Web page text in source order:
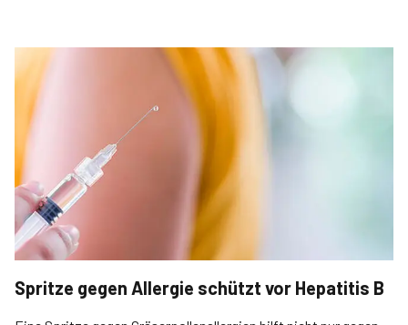
Spritze gegen Allergie schützt vor Hepatitis B